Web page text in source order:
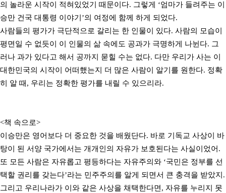
의 놀라운 시작이 적혀있었기 때문이다. 그렇게 ‘엄마가 들려주는 이
승만 건국 대통령 이야기’의 여정에 함께 하게 되었다.
사람들의 평가가 극단적으로 갈리는 한 인물이 있다. 사람의 모습이
평면일 수 없듯이 이 인물의 삶 속에도 공과가 극명하게 나뉜다. 그
러나 과가 있다고 해서 공까지 묻힐 수는 없다. 다만 우리가 사는 이
대한민국의 시작이 어떠했는지 더 많은 사람이 알기를 원한다. 정확
히 알 때, 우리는 정확한 평가를 내릴 수 있으리라.
<책 속으로>
이승만은 영어보다 더 중요한 것을 배웠단다. 바로 기독교 사상이 바
탕이 된 서양 국가에서는 개개인의 자유가 보호된다는 사실이었어.
또 모든 사람은 자유롭고 평등하다는 자유주의와 ‘국민은 정부를 선
택할 권리를 갖는다’라는 민주주의를 알게 되면서 큰 충격을 받았지.
그리고 우리나라가 이와 같은 사상을 채택한다면, 자유를 누리지 못